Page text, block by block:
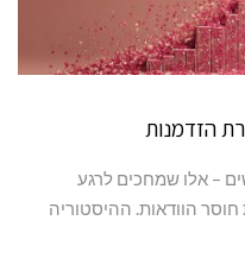
הזדמנות
– אלו שמחכים לרגע
חוסר הוודאות. ההיסטוריה